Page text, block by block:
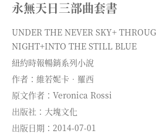
永無天日三部曲套書
UNDER THE NEVER SKY+
NIGHT+INTO THE STILL BLUE
紐約時報暢銷系列小說
作者：維若妮卡‧羅西
原文作者：Veronica Rossi
出版社：大塊文化
出版日期：2014-07-01